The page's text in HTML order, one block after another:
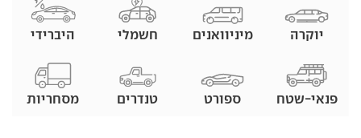
יוקרה מיניוואנים חשמלי היברידי
פנאי-שטח ספורט טנדרים מסחריות